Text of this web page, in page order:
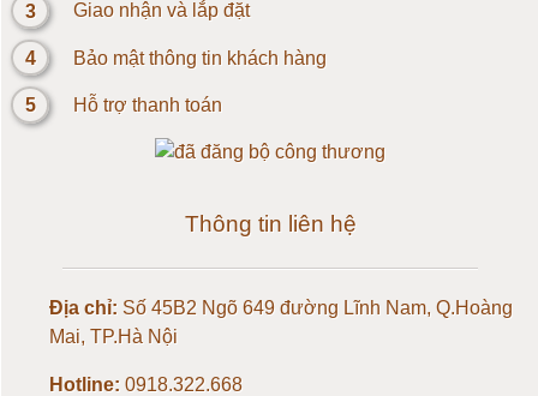
Loadcell 3kg
Loadcell 5kg
Loadcell 30kg
Loadcell 50kg
3 Giao nhận và lắp đặt
4 Bảo mật thông tin khách hàng
5 Hỗ trợ thanh toán
Thông tin liên hệ
Địa chỉ: Số 45B2 Ngõ 649 đường Lĩnh Nam, Q.Hoàng
Mai, TP.Hà Nội
Hotline: 0918.322.668